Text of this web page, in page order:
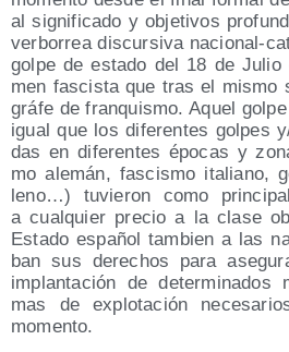
al sig­ni­fi­ca­do y obje­ti­vos
ver­bo­rrea dis­cur­si­va nacio­nal-
gol­pe de esta­do del 18 de
men fas­cis­ta que tras el
grá­fe de fran­quis­mo. Aquel
igual que los dife­ren­tes gol­pes
das en dife­ren­tes épo­cas y
mo ale­mán, fas­cis­mo ita­liano,
leno…) tuvie­ron como
a cual­quier pre­cio a la cla­se
Esta­do espa­ñol tam­bien a las
ban sus dere­chos para
implan­ta­ción de
mas de explo­ta­ción
momento.